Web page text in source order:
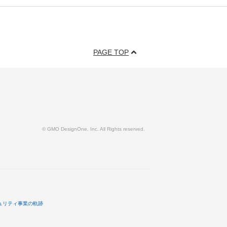
PAGE TOP
© GMO DesignOne, Inc. All Rights reserved.
リティ事業の軌跡